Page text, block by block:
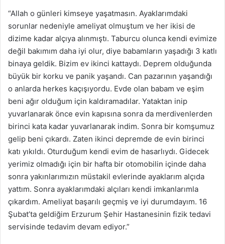
“Allah o günleri kimseye yaşatmasın. Ayaklarımdaki
sorunlar nedeniyle ameliyat olmuştum ve her ikisi de
dizime kadar alçıya alınmıştı. Taburcu olunca kendi evimize
değil bakımım daha iyi olur, diye babamların yaşadığı 3 katlı
binaya geldik. Bizim ev ikinci kattaydı. Deprem olduğunda
büyük bir korku ve panik yaşandı. Can pazarının yaşandığı
o anlarda herkes kaçışıyordu. Evde olan babam ve eşim
beni ağır olduğum için kaldıramadılar. Yataktan inip
yuvarlanarak önce evin kapısına sonra da merdivenlerden
birinci kata kadar yuvarlanarak indim. Sonra bir komşumuz
gelip beni çıkardı. Zaten ikinci depremde de evin birinci
katı yıkıldı. Oturduğum kendi evim de hasarlıydı. Gidecek
yerimiz olmadığı için bir hafta bir otomobilin içinde daha
sonra yakınlarımızın müstakil evlerinde ayaklarım alçıda
yattım. Sonra ayaklarımdaki alçıları kendi imkanlarımla
çıkardım. Ameliyat başarılı geçmiş ve iyi durumdayım. 16
Şubat’ta geldiğim Erzurum Şehir Hastanesinin fizik tedavi
servisinde tedavim devam ediyor.”